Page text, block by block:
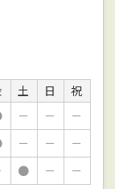
土 日
祝
－ －
－
－ －
－
● －
－